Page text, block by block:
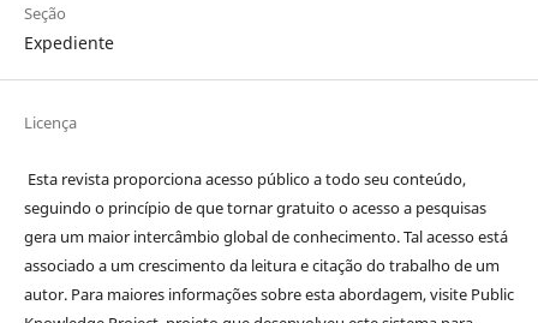
Seção
Expediente
Licença
Esta revista proporciona acesso público a todo seu conteúdo,
seguindo o princípio de que tornar gratuito o acesso a pesquisas
gera um maior intercâmbio global de conhecimento. Tal acesso está
associado a um crescimento da leitura e citação do trabalho de um
autor. Para maiores informações sobre esta abordagem, visite Public